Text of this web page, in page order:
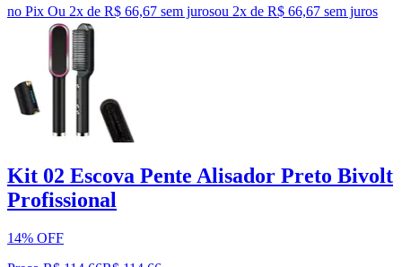
no Pix Ou 2x de R$ 66,67 sem jurosou 2x de R$ 66,67 sem juros
Kit 02 Escova Pente Alisador Preto Bivolt
Profissional
14% OFF